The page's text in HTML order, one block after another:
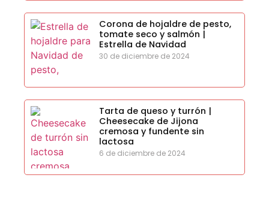
Corona de hojaldre de pesto,
tomate seco y salmón |
Estrella de Navidad
30 de diciembre de 2024
Tarta de queso y turrón |
Cheesecake de Jijona
cremosa y fundente sin
lactosa
6 de diciembre de 2024